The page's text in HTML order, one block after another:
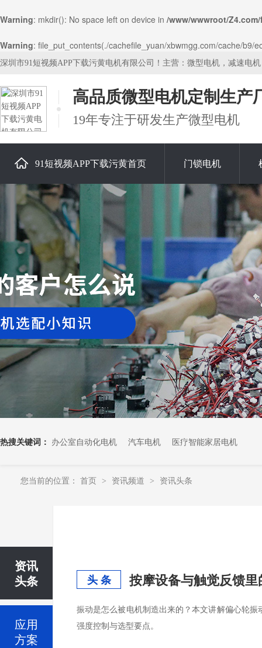
Warning: mkdir(): No space left on device in /www/wwwroot/
Warning: file_put_contents(./cachefile_yuan/xbwmgg.com/cache/
深圳市91短视频APP下载污黄电机有限公司！主营：微型电机，减速电
高品质微型电机定制生产
19年专注于研发生产微型电机
91短视频APP下载污黄首页 门锁电机
关于91短视频APP下载污黄
热搜关键词： 办公室自动化电机 汽车电机 医疗智能家居电机
您当前的位置： 首页 > 资讯频道 > 资讯头条
头 条 按摩设备与触觉反馈
振动是怎么被电机制造出来的？本文讲解偏心轮
强度控制与选型要点。
资讯
头条
应用
方案